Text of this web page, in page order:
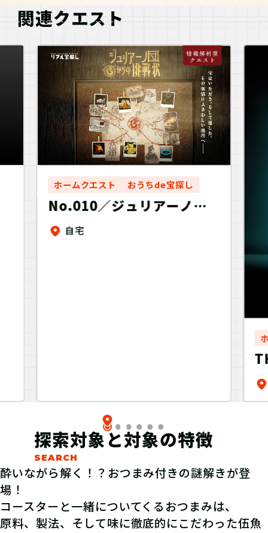
関連クエスト
ホームクエスト おうちde宝探し
No.010／ジュリアーノ団
からの挑戦状
自宅
探索対象と対象の特徴
酔いながら解く！？おつまみ付きの謎解きが登
場！
コースターと一緒についてくるおつまみは、
原料、製法、そして味に徹底的にこだわった伍魚